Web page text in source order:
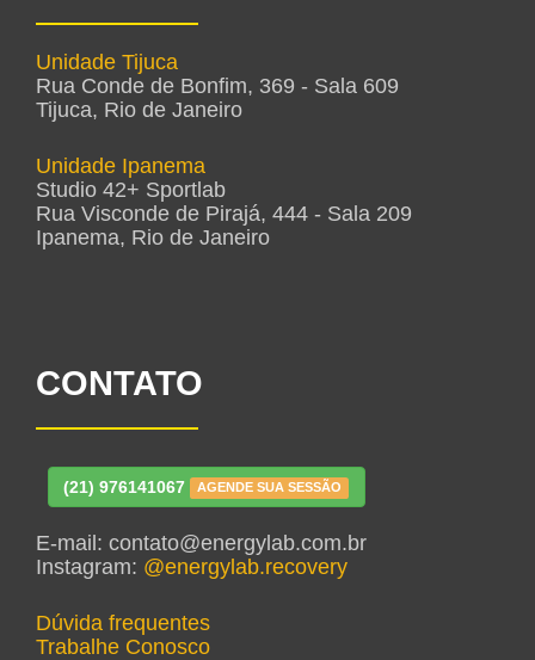
Unidade Tijuca
Rua Conde de Bonfim, 369 - Sala 609
Tijuca, Rio de Janeiro
Unidade Ipanema
Studio 42+ Sportlab
Rua Visconde de Pirajá, 444 - Sala 209
Ipanema, Rio de Janeiro
CONTATO
(21) 976141067 AGENDE SUA SESSÃO
E-mail: contato@energylab.com.br
Instagram: @energylab.recovery
Dúvida frequentes
Trabalhe Conosco